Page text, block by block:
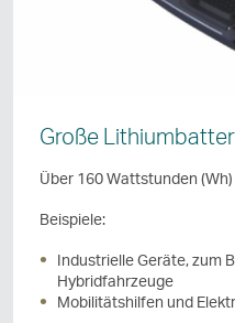
Große
Über 160 Wattstunden (Wh)
Beispiele:
Industrielle Geräte, zum
Hybridfahrzeuge
Mobilitätshilfen und